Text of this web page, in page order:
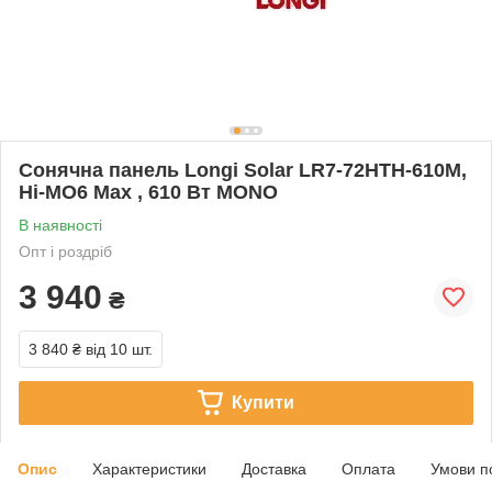
Сонячна панель Longi Solar LR7-72HTH-610M,
Hi-MO6 Max , 610 Вт MONO
В наявності
Опт і роздріб
3 940 ₴
3 840 ₴ від 10 шт.
Купити
Опис Характеристики Доставка Оплата Умови